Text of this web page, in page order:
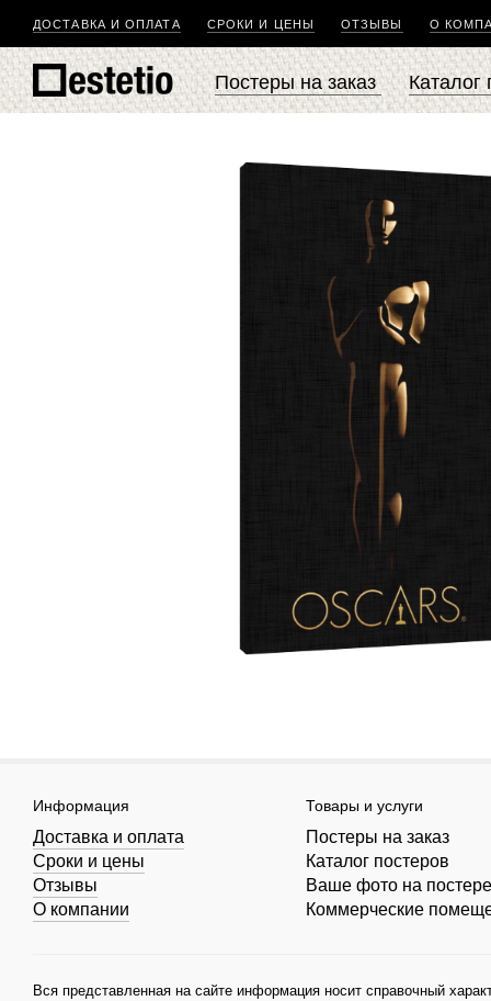
ДОСТАВКА И ОПЛАТА СРОКИ И ЦЕНЫ ОТЗЫВЫ О
Постеры на заказ Каталог
Информация
Доставка и оплата
Сроки и цены
Отзывы
О компании
Товары и услуги
Постеры на заказ
Каталог постеров
Ваше фото на постере
Коммерческие
Вся представленная на сайте информация носит справочный